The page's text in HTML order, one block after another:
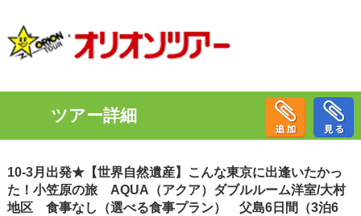
ツアー詳細
10-3月出発★【世界自然遺産】こんな東京に出逢いたかっ
た！小笠原の旅 AQUA（アクア）ダブルルーム洋室/大村
地区 食事なし（選べる食事プラン） 父島6日間（3泊6